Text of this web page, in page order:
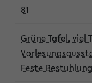
81
Grüne Tafel, viel
Feste Bestuhlung